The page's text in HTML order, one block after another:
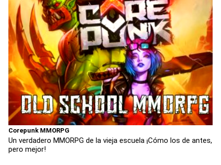
Corepunk MMORPG
Un verdadero MMORPG de la vieja escuela ¡Cómo los de antes,
pero mejor!